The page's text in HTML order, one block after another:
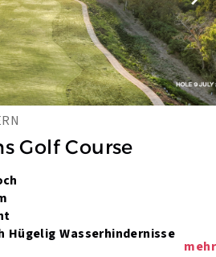
Golf Course
Hügelig Wasserhindernisse
mehr